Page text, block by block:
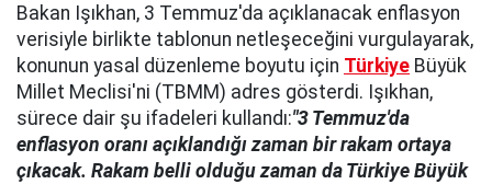
Bakan Işıkhan, 3 Temmuz'da açıklanacak enflasyon
verisiyle birlikte tablonun netleşeceğini vurgulayarak,
konunun yasal düzenleme boyutu için Türkiye Büyük
Millet Meclisi'ni (TBMM) adres gösterdi. Işıkhan,
sürece dair şu ifadeleri kullandı:"3 Temmuz'da
enflasyon oranı açıklandığı zaman bir rakam ortaya
çıkacak. Rakam belli olduğu zaman da Türkiye Büyük